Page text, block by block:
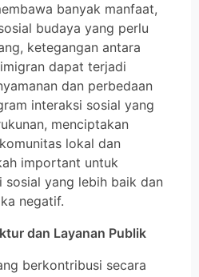
banyak manfaat,
budaya yang perlu
ketegangan antara
dapat terjadi
dan perbedaan
interaksi sosial yang
menciptakan
lokal dan
important untuk
sosial yang lebih baik dan
negatif.
dan Layanan Publik
berkontribusi secara